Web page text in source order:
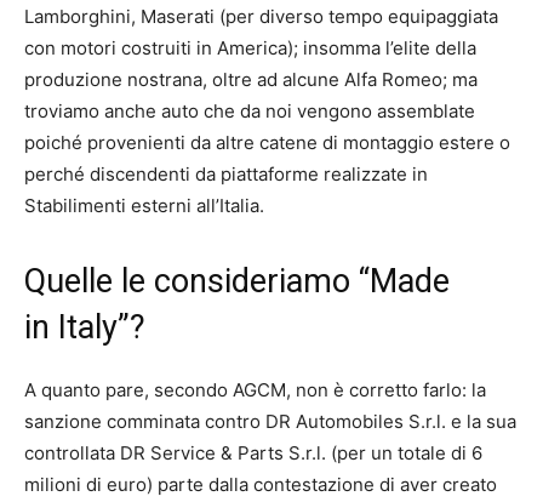
Lamborghini, Maserati (per diverso tempo equipaggiata
con motori costruiti in America); insomma l’elite della
produzione nostrana, oltre ad alcune Alfa Romeo; ma
troviamo anche auto che da noi vengono assemblate
poiché provenienti da altre catene di montaggio estere o
perché discendenti da piattaforme realizzate in
Stabilimenti esterni all’Italia.
Quelle le consideriamo “Made
in Italy”?
A quanto pare, secondo AGCM, non è corretto farlo: la
sanzione comminata contro DR Automobiles S.r.l. e la sua
controllata DR Service & Parts S.r.l. (per un totale di 6
milioni di euro) parte dalla contestazione di aver creato